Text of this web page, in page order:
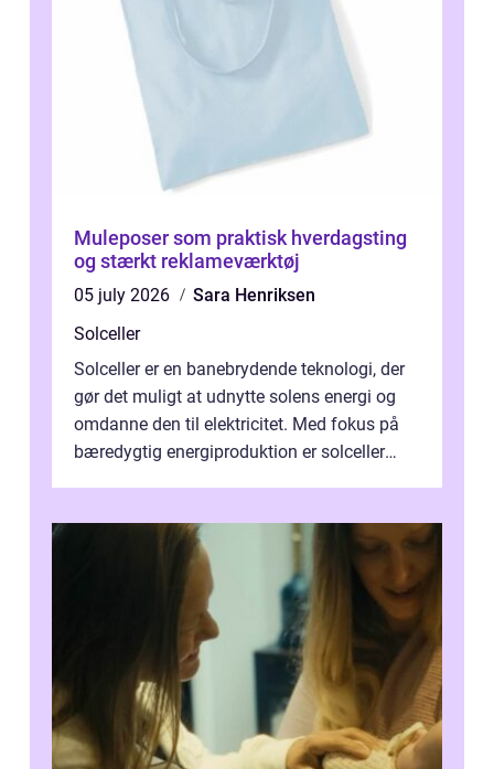
Muleposer som praktisk hverdagsting
og stærkt reklameværktøj
05 july 2026
Sara Henriksen
Solceller
Solceller er en banebrydende teknologi, der
gør det muligt at udnytte solens energi og
omdanne den til elektricitet. Med fokus på
bæredygtig energiproduktion er solceller